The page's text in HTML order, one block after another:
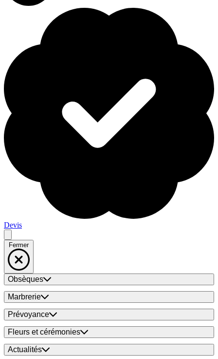
Devis
Fermer
Obsèques
Marbrerie
Prévoyance
Fleurs et cérémonies
Actualités